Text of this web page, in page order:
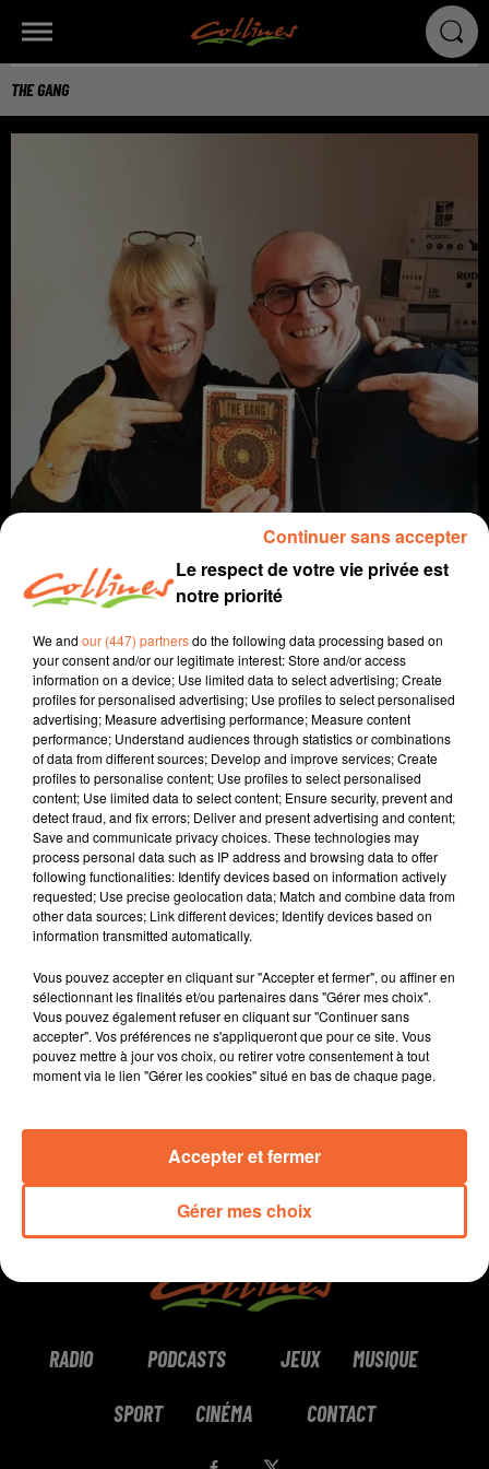
THE GANG
jeu jeu de société
7 janvier 2025 - 5 min 7 sec
THE GANG
Jacqueline Pinon
A quoi on joue ?
Avec Sébastien Marot, qui tient le magasin "5 de Pique"
à Mauléon, et Jacqueline, nous découvrons ou re-
découvrons un jeu chaque semaine !
0:00 5 min 7 sec
RADIO PODCASTS JEUX MUSIQUE
SPORT CINÉMA CONTACT
Le respect de votre vie privée est
notre priorité
We and our (447) partnersdo the following data processing based on
your consent and/or our legitimate interest: Store and/or access
information on a device; Use limited data to select advertising; Create
profiles for personalised advertising; Use profiles to select personalised
advertising; Measure advertising performance; Measure content
performance; Understand audiences through statistics or combinations
of data from different sources; Develop and improve services; Create
profiles to personalise content; Use profiles to select personalised
content; Use limited data to select content; Ensure security, prevent and
detect fraud, and fix errors; Deliver and present advertising and content;
Save and communicate privacy choices. These technologies may
process personal data such as IP address and browsing data to offer
following functionalities: Identify devices based on information actively
requested; Use precise geolocation data; Match and combine data from
other data sources; Link different devices; Identify devices based on
information transmitted automatically.
Vous pouvez accepter en cliquant sur "Accepter et fermer", ou affiner en
sélectionnant les finalités et/ou partenaires dans "Gérer mes choix".
Vous pouvez également refuser en cliquant sur "Continuer sans
accepter". Vos préférences ne s'appliqueront que pour ce site. Vous
pouvez mettre à jour vos choix, ou retirer votre consentement à tout
moment via le lien "Gérer les cookies" situé en bas de chaque page.
Gérer mes choix
Accepter et fermer
Continuer sans accepter